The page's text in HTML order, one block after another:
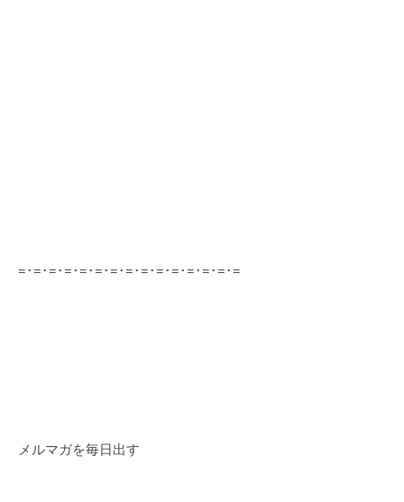
=･=･=･=･=･=･=･=･=･=･=･=･=･=･=
メルマガを毎日出す